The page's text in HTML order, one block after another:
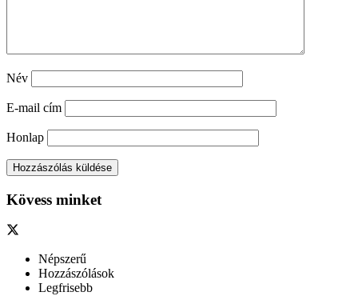
Név
E-mail cím
Honlap
Kövess minket
Népszerű
Hozzászólások
Legfrisebb